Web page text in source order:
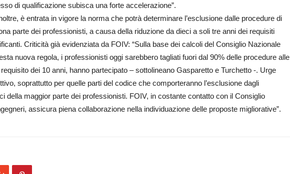
di qualificazione subisca una forte accelerazione”.
è entrata in vigore la norma che potrà determinare l’esclusione dalle procedure di
parte dei professionisti, a causa della riduzione da dieci a soli tre anni dei requisiti
Criticità già evidenziata da FOIV: “Sulla base dei calcoli del Consiglio Nazionale
nuova regola, i professionisti oggi sarebbero tagliati fuori dal 90% delle procedure alle
dei 10 anni, hanno partecipato – sottolineano Gasparetto e Turchetto -. Urge
soprattutto per quelle parti del codice che comporteranno l’esclusione dagli
della maggior parte dei professionisti. FOIV, in costante contatto con il Consiglio
assicura piena collaborazione nella individuazione delle proposte migliorative”.